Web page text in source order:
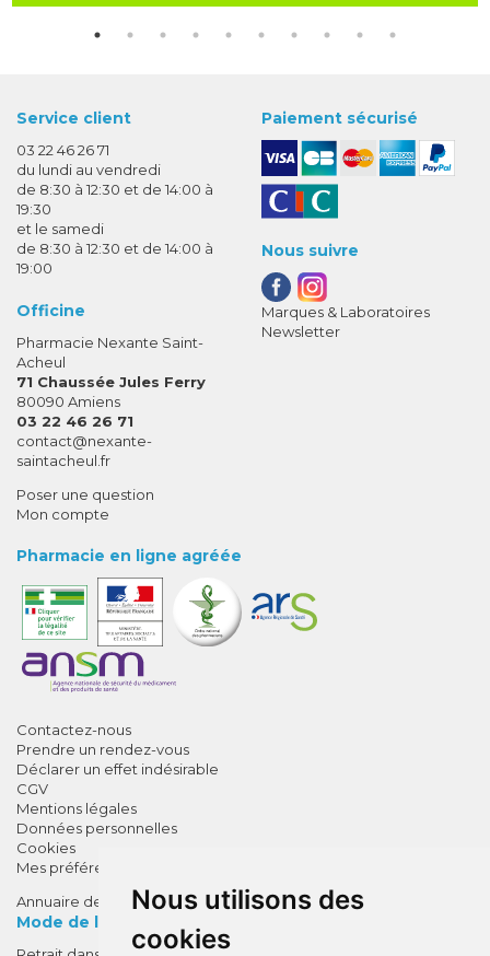
Nous utilisons des
cookies
Service client
03 22 46 26 71
du lundi au vendredi
de 8:30 à 12:30 et de 14:00 à
19:30
et le samedi
de 8:30 à 12:30 et de 14:00 à
19:00
Officine
Pharmacie Nexante Saint-
Acheul
71 Chaussée Jules Ferry
80090 Amiens
03 22 46 26 71
contact-
@-
nexante-
saintacheul.fr
Poser une question
Mon compte
Paiement sécurisé
Nous suivre
Marques & Laboratoires
Newsletter
Pharmacie en ligne agréée
Contactez-nous
Prendre un rendez-vous
Déclarer un effet indésirable
CGV
Mentions légales
Données personnelles
Cookies
Mes préférences Cookies
Annuaire des pharmacies
Mode de livraison